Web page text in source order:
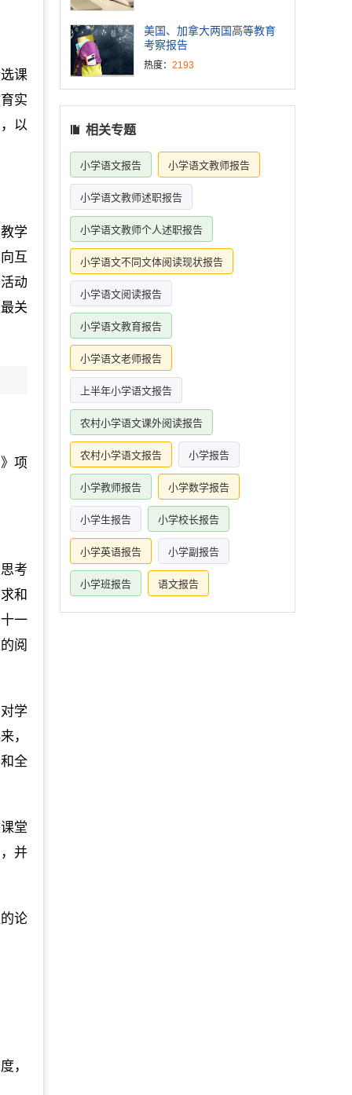
课
实
以
学
互
动
关
项
考
和
一
阅
学
，
全
堂
并
论
，
美国、加拿大两国高等教育
考察报告
热度： 2193
相关专题
小学语文报告 小学语文教师报告
小学语文教师述职报告
小学语文教师个人述职报告
小学语文不同文体阅读现状报告
小学语文阅读报告
小学语文教育报告
小学语文老师报告
上半年小学语文报告
农村小学语文课外阅读报告
农村小学语文报告 小学报告
小学教师报告 小学数学报告
小学生报告 小学校长报告
小学英语报告 小学副报告
小学班报告 语文报告